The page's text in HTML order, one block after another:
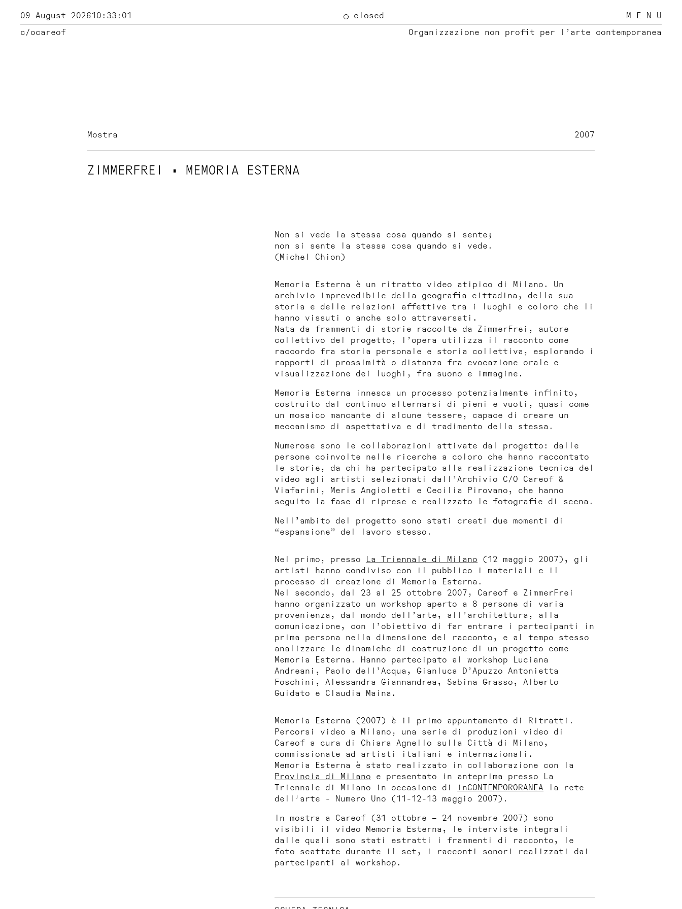
09 August 202610:33:02 closed M E N U
c/ocareof Organizzazione non profit per l’arte contemporanea
Mostra 2007
ZIMMERFREI • MEMORIA ESTERNA
Non si vede la stessa cosa quando si sente;
non si sente la stessa cosa quando si vede.
(Michel Chion)
Memoria Esterna
è un ritratto video atipico di Milano. Un
archivio imprevedibile della geografia cittadina, della sua
storia e delle relazioni affettive tra i luoghi e coloro che li
hanno vissuti o anche solo attraversati.
Nata da frammenti di storie raccolte da ZimmerFrei, autore
collettivo del progetto, l’opera utilizza il racconto come
raccordo fra storia personale e storia collettiva, esplorando i
rapporti di prossimità o distanza fra evocazione orale e
visualizzazione dei luoghi, fra suono e immagine.
Memoria Esterna
innesca un processo potenzialmente infinito,
costruito dal continuo alternarsi di pieni e vuoti, quasi come
un mosaico mancante di alcune tessere, capace di creare un
meccanismo di aspettativa e di tradimento della stessa.
Numerose sono le collaborazioni attivate dal progetto: dalle
persone coinvolte nelle ricerche a coloro che hanno raccontato
le storie, da chi ha partecipato alla realizzazione tecnica del
video agli artisti selezionati dall’Archivio C/O Careof &
Viafarini, Meris Angioletti e Cecilia Pirovano, che hanno
seguito la fase di riprese e realizzato le fotografie di scena.
Nell’ambito del progetto sono stati creati due momenti di
“espansione” del lavoro stesso.
Nel primo, presso La Triennale di Milano (12 maggio 2007), gli
artisti hanno condiviso con il pubblico i materiali e il
processo di creazione di
Memoria Esterna .
Nel secondo, dal 23 al 25 ottobre 2007, Careof e ZimmerFrei
hanno organizzato un workshop aperto a 8 persone di varia
provenienza, dal mondo dell’arte, all’architettura, alla
comunicazione, con l’obiettivo di far entrare i partecipanti in
prima persona nella dimensione del racconto, e al tempo stesso
analizzare le dinamiche di costruzione di un progetto come
Memoria Esterna . Hanno partecipato al workshop Luciana
Andreani, Paolo dell’Acqua, Gianluca D’Apuzzo Antonietta
Foschini, Alessandra Giannandrea, Sabina Grasso, Alberto
Guidato e Claudia Maina.
Memoria Esterna (2007) è il primo appuntamento di
Ritratti.
Percorsi video a Milano , una serie di produzioni video di
Careof a cura di Chiara Agnello sulla Città di Milano,
commissionate ad artisti italiani e internazionali.
Memoria Esterna
è stato realizzato in collaborazione con la
Provincia di Milano e presentato in anteprima presso La
Triennale di Milano in occasione di
inCONTEMPORORANEA la rete
dell'arte - Numero Uno (11-12-13 maggio 2007).
In mostra a Careof (31 ottobre – 24 novembre 2007) sono
visibili il video
Memoria Esterna , le interviste integrali
dalle quali sono stati estratti i frammenti di racconto, le
foto scattate durante il set, i racconti sonori realizzati dai
partecipanti al workshop.